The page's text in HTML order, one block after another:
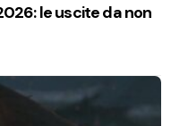
le uscite da non